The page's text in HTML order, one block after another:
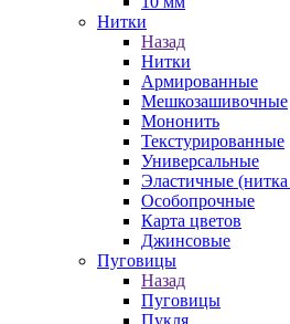
Нитки
Назад
Нитки
Армированные
Мешкозашивочные
Мононить
Текстурированные
Универсальные
Эластичные (нитка
Особопрочные
Карта цветов
Джинсовые
Пуговицы
Назад
Пуговицы
Пукля